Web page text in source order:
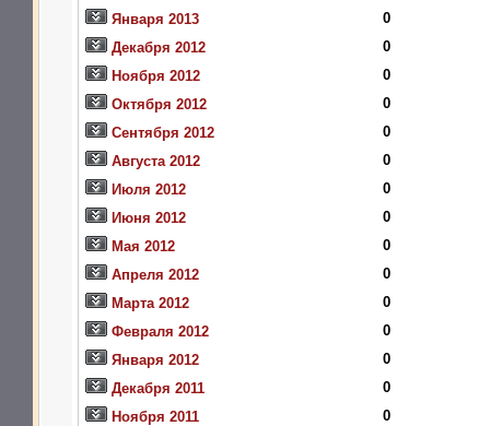
Января 2013
0
Декабря 2012
0
Ноября 2012
0
Октября 2012
0
Сентября 2012
0
Августа 2012
0
Июля 2012
0
Июня 2012
0
Мая 2012
0
Апреля 2012
0
Марта 2012
0
Февраля 2012
0
Января 2012
0
Декабря 2011
0
Ноября 2011
0